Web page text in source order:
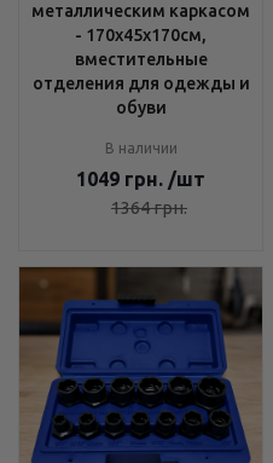
металлическим каркасом
- 170х45х170см,
вместительные
отделения для одежды и
обуви
В наличии
1049 грн. /шт
1364грн.